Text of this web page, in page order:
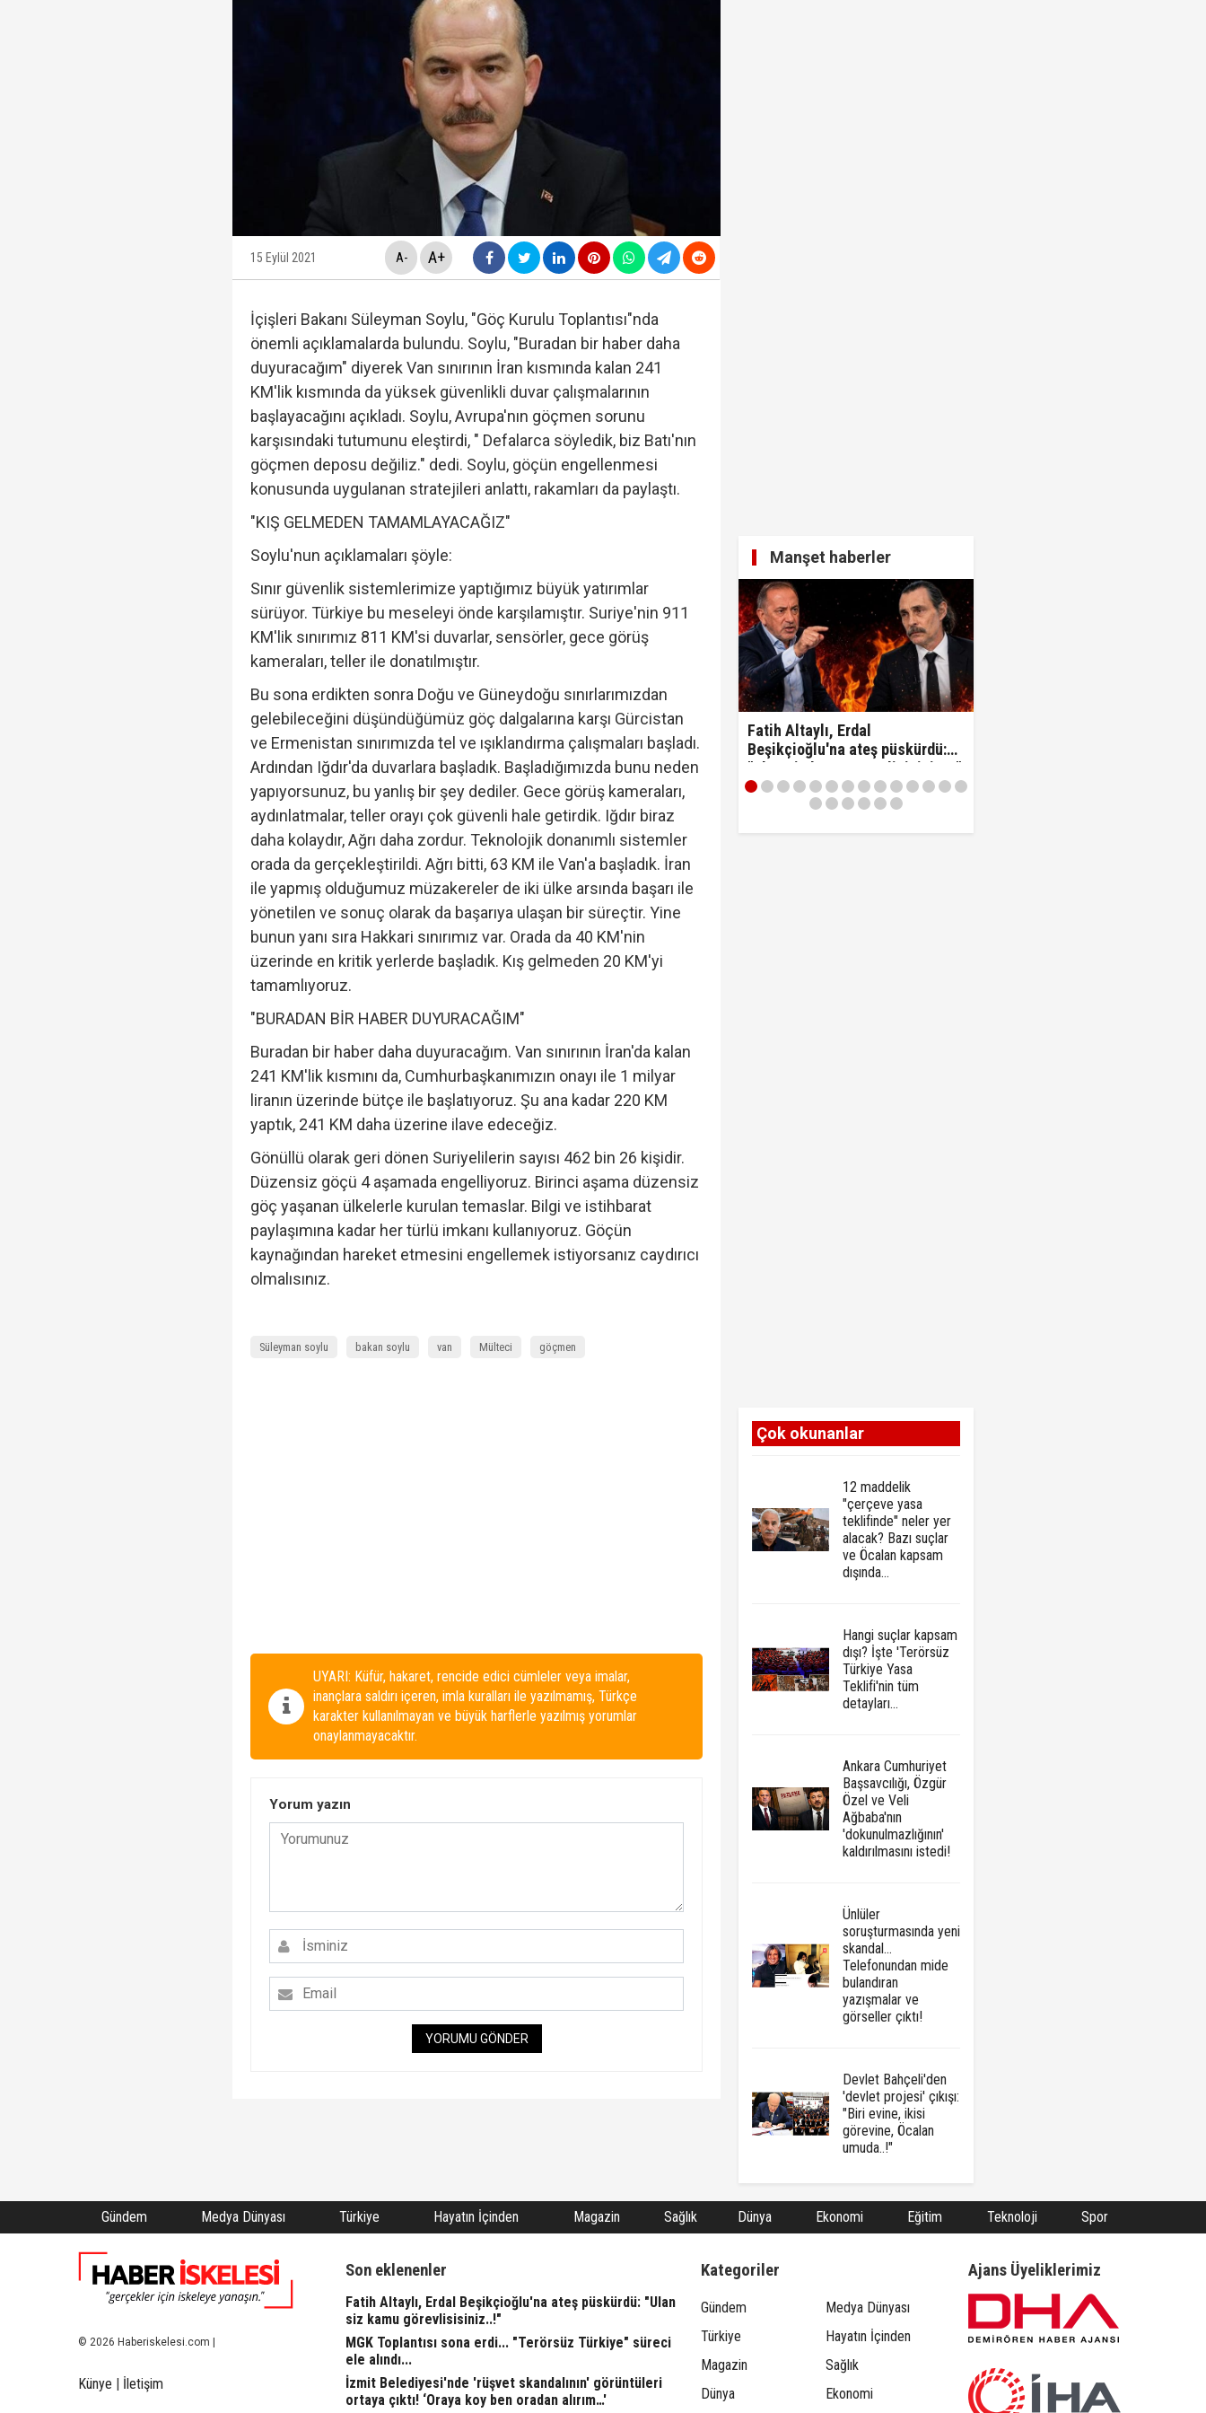
İzmir Büyükşehir Belediyesi'nde "yolsuzluk" soruşturması... Veli Ağbaba'nın ağabeyi Hür Ağbaba gözaltında!
Ünlüler soruşturmasında yeni skandal... Telefonundan mide bulandıran yazışmalar ve görseller çıktı!
Yükseliş üst üste 3. gününe taşındı... Altın fiyatları gaza bastı!
MGK Toplantısı sona erdi... "Terörsüz Türkiye" süreci ele alındı...
15 Eylül 2021 A- A+
İçişleri Bakanı Süleyman Soylu, "Göç Kurulu Toplantısı"nda
önemli açıklamalarda bulundu. Soylu, "Buradan bir haber daha
duyuracağım" diyerek Van sınırının İran kısmında kalan 241
KM'lik kısmında da yüksek güvenlikli duvar çalışmalarının
başlayacağını açıkladı. Soylu, Avrupa'nın göçmen sorunu
karşısındaki tutumunu eleştirdi, " Defalarca söyledik, biz Batı'nın
göçmen deposu değiliz." dedi. Soylu, göçün engellenmesi
konusunda uygulanan stratejileri anlattı, rakamları da paylaştı.
"KIŞ GELMEDEN TAMAMLAYACAĞIZ"
Soylu'nun açıklamaları şöyle:
Sınır güvenlik sistemlerimize yaptığımız büyük yatırımlar
sürüyor. Türkiye bu meseleyi önde karşılamıştır. Suriye'nin 911
KM'lik sınırımız 811 KM'si duvarlar, sensörler, gece görüş
kameraları, teller ile donatılmıştır.
Bu sona erdikten sonra Doğu ve Güneydoğu sınırlarımızdan
gelebileceğini düşündüğümüz göç dalgalarına karşı Gürcistan
ve Ermenistan sınırımızda tel ve ışıklandırma çalışmaları başladı.
Ardından Iğdır'da duvarlara başladık. Başladığımızda bunu neden
yapıyorsunuz, bu yanlış bir şey dediler. Gece görüş kameraları,
aydınlatmalar, teller orayı çok güvenli hale getirdik. Iğdır biraz
daha kolaydır, Ağrı daha zordur. Teknolojik donanımlı sistemler
orada da gerçekleştirildi. Ağrı bitti, 63 KM ile Van'a başladık. İran
ile yapmış olduğumuz müzakereler de iki ülke arsında başarı ile
yönetilen ve sonuç olarak da başarıya ulaşan bir süreçtir. Yine
bunun yanı sıra Hakkari sınırımız var. Orada da 40 KM'nin
üzerinde en kritik yerlerde başladık. Kış gelmeden 20 KM'yi
tamamlıyoruz.
"BURADAN BİR HABER DUYURACAĞIM"
Buradan bir haber daha duyuracağım. Van sınırının İran'da kalan
241 KM'lik kısmını da, Cumhurbaşkanımızın onayı ile 1 milyar
liranın üzerinde bütçe ile başlatıyoruz. Şu ana kadar 220 KM
yaptık, 241 KM daha üzerine ilave edeceğiz.
Gönüllü olarak geri dönen Suriyelilerin sayısı 462 bin 26 kişidir.
Düzensiz göçü 4 aşamada engelliyoruz. Birinci aşama düzensiz
göç yaşanan ülkelerle kurulan temaslar. Bilgi ve istihbarat
paylaşımına kadar her türlü imkanı kullanıyoruz. Göçün
kaynağından hareket etmesini engellemek istiyorsanız caydırıcı
olmalısınız.
Süleyman soylu bakan soylu van Mülteci göçmen
UYARI: Küfür, hakaret, rencide edici cümleler veya imalar,
inançlara saldırı içeren, imla kuralları ile yazılmamış, Türkçe
karakter kullanılmayan ve büyük harflerle yazılmış yorumlar
onaylanmayacaktır.
Yorum yazın
YORUMU GÖNDER
Manşet haberler
Fatih Altaylı, Erdal
Beşikçioğlu'na ateş püskürdü:
"Ulan siz kamu görevlisisiniz..!"
Çok okunanlar
12 maddelik
"çerçeve yasa
teklifinde" neler yer
alacak? Bazı suçlar
ve Öcalan kapsam
dışında…
Hangi suçlar kapsam
dışı? İşte 'Terörsüz
Türkiye Yasa
Teklifi'nin tüm
detayları...
Ankara Cumhuriyet
Başsavcılığı, Özgür
Özel ve Veli
Ağbaba'nın
'dokunulmazlığının'
kaldırılmasını istedi!
Ünlüler
soruşturmasında yeni
skandal...
Telefonundan mide
bulandıran
yazışmalar ve
görseller çıktı!
Devlet Bahçeli'den
'devlet projesi' çıkışı:
"Biri evine, ikisi
görevine, Öcalan
umuda..!"
Gündem Medya Dünyası Türkiye Hayatın İçinden Magazin Sağlık Dünya Ekonomi Eğitim Teknoloji Spor
© 2026 Haberiskelesi.com |
Künye | İletişim
Son eklenenler
Fatih Altaylı, Erdal Beşikçioğlu'na ateş püskürdü: "Ulan
siz kamu görevlisisiniz..!"
MGK Toplantısı sona erdi... "Terörsüz Türkiye" süreci
ele alındı...
İzmit Belediyesi'nde 'rüşvet skandalının' görüntüleri
ortaya çıktı! ‘Oraya koy ben oradan alırım…'
Kategoriler
Gündem
Medya Dünyası
Türkiye
Hayatın İçinden
Magazin
Sağlık
Dünya
Ekonomi
Ajans Üyeliklerimiz